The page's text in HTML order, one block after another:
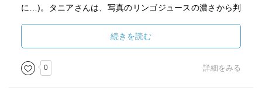
に…)。タニアさんは、写真のリンゴジュースの濃さから判
るのかもしれません。日本では、野菜ジュースかブイヨン
のスープでで煮た方がよさそうです。
最初、塩を多めに揉んでおけば、ソース無しでもおいしい
のではないかと思いました。
続きを読む
0 詳細をみる